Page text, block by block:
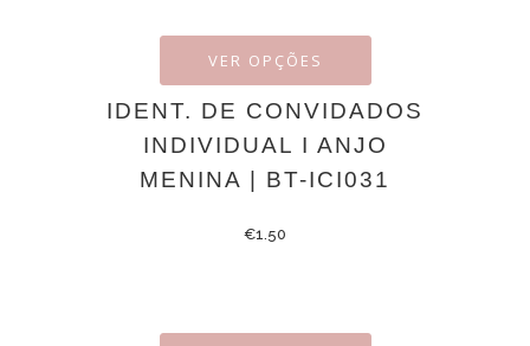
VER OPÇÕES
IDENT. DE CONVIDADOS
INDIVIDUAL I ANJO
MENINA | BT-ICI031
€1.50